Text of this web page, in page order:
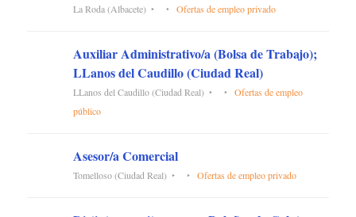
La Roda (Albacete) Ofertas de empleo privado
Auxiliar Administrativo/a (Bolsa de Trabajo);
LLanos del Caudillo (Ciudad Real)
LLanos del Caudillo (Ciudad Real)
Ofertas de empleo
público
Asesor/a Comercial
Tomelloso (Ciudad Real) Ofertas de empleo privado